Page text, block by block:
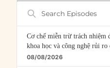
Search
Episodes
Cơ chế miễn trừ trách nhiệm
khoa học và công nghệ rủi ro
08/08/2026